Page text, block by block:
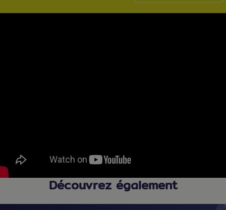
Découvrez également
Slider